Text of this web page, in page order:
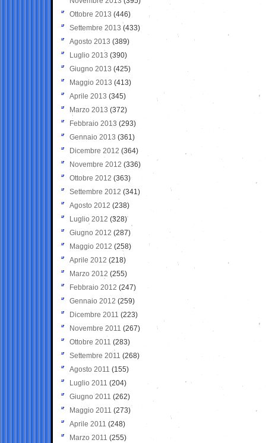
Ottobre 2013 (446)
Settembre 2013 (433)
Agosto 2013 (389)
Luglio 2013 (390)
Giugno 2013 (425)
Maggio 2013 (413)
Aprile 2013 (345)
Marzo 2013 (372)
Febbraio 2013 (293)
Gennaio 2013 (361)
Dicembre 2012 (364)
Novembre 2012 (336)
Ottobre 2012 (363)
Settembre 2012 (341)
Agosto 2012 (238)
Luglio 2012 (328)
Giugno 2012 (287)
Maggio 2012 (258)
Aprile 2012 (218)
Marzo 2012 (255)
Febbraio 2012 (247)
Gennaio 2012 (259)
Dicembre 2011 (223)
Novembre 2011 (267)
Ottobre 2011 (283)
Settembre 2011 (268)
Agosto 2011 (155)
Luglio 2011 (204)
Giugno 2011 (262)
Maggio 2011 (273)
Aprile 2011 (248)
Marzo 2011 (255)